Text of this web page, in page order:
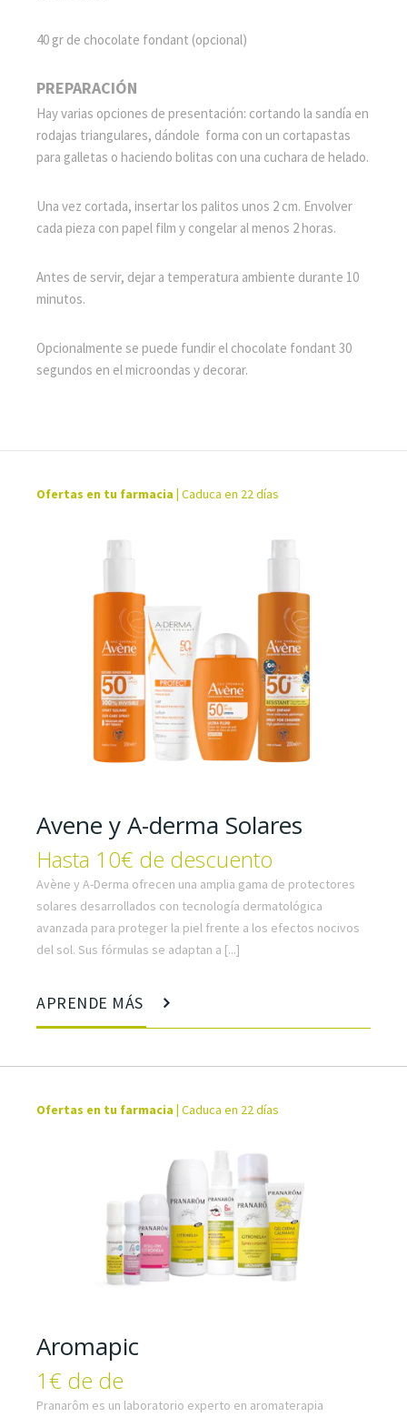
40 gr de chocolate fondant (opcional)
PREPARACIÓN
Hay varias opciones de presentación: cortando la sandía en
rodajas triangulares, dándole forma con un cortapastas
para galletas o haciendo bolitas con una cuchara de helado.
Una vez cortada, insertar los palitos unos 2 cm. Envolver
cada pieza con papel film y congelar al menos 2 horas.
Antes de servir, dejar a temperatura ambiente durante 10
minutos.
Opcionalmente se puede fundir el chocolate fondant 30
segundos en el microondas y decorar.
Ofertas en tu farmacia | Caduca en 22 días
Avene y A-derma Solares
Hasta 10€ de descuento
Avène y A-Derma ofrecen una amplia gama de protectores
solares desarrollados con tecnología dermatológica
avanzada para proteger la piel frente a los efectos nocivos
del sol. Sus fórmulas se adaptan a [...]
APRENDE MÁS
Ofertas en tu farmacia | Caduca en 22 días
Aromapic
1€ de de
Pranarôm es un laboratorio experto en aromaterapia